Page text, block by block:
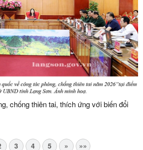
chống thiên tai, thích ứng với biến đổi
3 4 5 » »»